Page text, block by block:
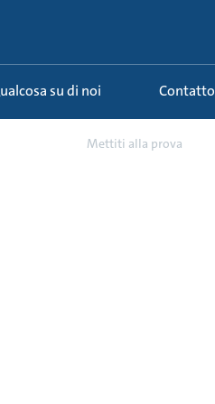
Qualcosa su di noi Contatto
Mettiti alla prova